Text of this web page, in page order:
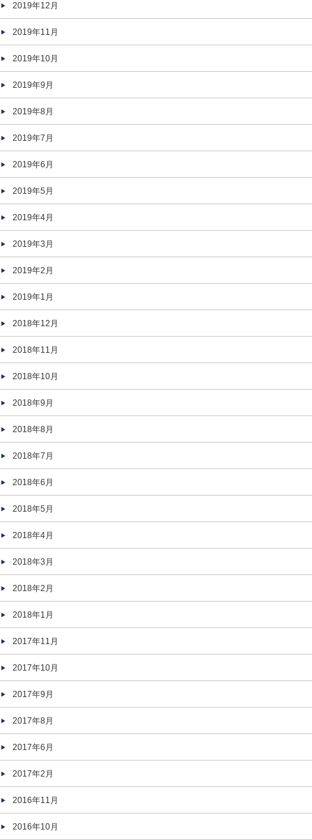
2019年12月
2019年11月
2019年10月
2019年9月
2019年8月
2019年7月
2019年6月
2019年5月
2019年4月
2019年3月
2019年2月
2019年1月
2018年12月
2018年11月
2018年10月
2018年9月
2018年8月
2018年7月
2018年6月
2018年5月
2018年4月
2018年3月
2018年2月
2018年1月
2017年11月
2017年10月
2017年9月
2017年8月
2017年6月
2017年2月
2016年11月
2016年10月